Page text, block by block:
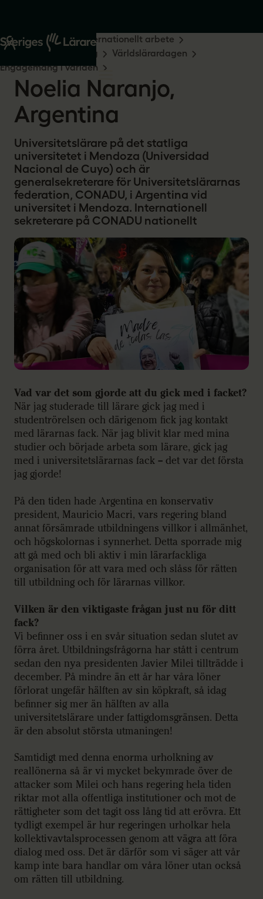
Start Om oss
Internationellt arbete
Medlemsengagemang
Världslärardagen
Engagemang i världen
Noelia Naranjo,
Argentina
Universitetslärare på det statliga
universitetet i Mendoza (Universidad
Nacional de Cuyo) och är
generalsekreterare för Universitetslärarnas
federation, CONADU, i Argentina vid
universitet i Mendoza. Internationell
sekreterare på CONADU nationellt
Vad var det som gjorde att du gick med i facket?
När jag studerade till lärare gick jag med i
studentrörelsen och därigenom fick jag kontakt
med lärarnas fack. När jag blivit klar med mina
studier och började arbeta som lärare, gick jag
med i universitetslärarnas fack – det var det första
jag gjorde!
På den tiden hade Argentina en konservativ
president, Mauricio Macri, vars regering bland
annat försämrade utbildningens villkor i allmänhet,
och högskolornas i synnerhet. Detta sporrade mig
att gå med och bli aktiv i min lärarfackliga
organisation för att vara med och slåss för rätten
till utbildning och för lärarnas villkor.
Vilken är den viktigaste frågan just nu för ditt
fack?
Vi befinner oss i en svår situation sedan slutet av
förra året. Utbildningsfrågorna har stått i centrum
sedan den nya presidenten Javier Milei tillträdde i
december. På mindre än ett år har våra löner
förlorat ungefär hälften av sin köpkraft, så idag
befinner sig mer än hälften av alla
universitetslärare under fattigdomsgränsen. Detta
är den absolut största utmaningen!
Samtidigt med denna enorma urholkning av
reallönerna så är vi mycket bekymrade över de
attacker som Milei och hans regering hela tiden
riktar mot alla offentliga institutioner och mot de
rättigheter som det tagit oss lång tid att erövra. Ett
tydligt exempel är hur regeringen urholkar hela
kollektivavtalsprocessen genom att vägra att föra
dialog med oss. Det är därför som vi säger att vår
kamp inte bara handlar om våra löner utan också
om rätten till utbildning.